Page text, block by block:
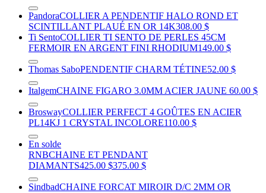
PandoraCOLLIER A PENDENTIF HALO ROND ET
SCINTILLANT PLAUÉ EN OR 14K308.00 $
Ti SentoCOLLIER TI SENTO DE PERLES 45CM
FERMOIR EN ARGENT FINI RHODIUM149.00 $
Thomas SaboPENDENTIF CHARM TÉTINE52.00 $
ItalgemCHAINE FIGARO 3.0MM ACIER JAUNE 60.00 $
BroswayCOLLIER PERFECT 4 GOÛTES EN ACIER
PL14KJ 1 CRYSTAL INCOLORE110.00 $
En solde
RNBCHAINE ET PENDANT
DIAMANTS425.00 $375.00 $
SindbadCHAINE FORCAT MIROIR D/C 2MM OR